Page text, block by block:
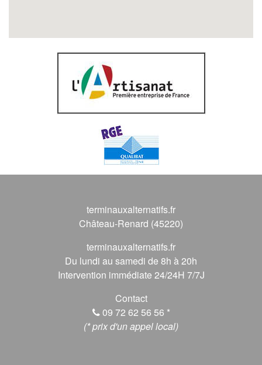
terminauxalternatifs.fr
Château-Renard (45220)
terminauxalternatifs.fr
Du lundi au samedi de 8h à 20h
Intervention immédiate 24/24H 7/7J
Contact
09 72 62 56 56 *
(* prix d'un appel local)